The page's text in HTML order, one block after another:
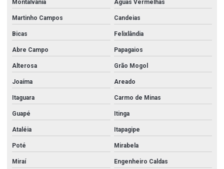
Montalvânia Águas Vermelhas
Martinho Campos Candeias
Bicas Felixlândia
Abre Campo Papagaios
Alterosa Grão Mogol
Joaíma Areado
Itaguara Carmo de Minas
Guapé Itinga
Ataléia Itapagipe
Poté Mirabela
Miraí Engenheiro Caldas